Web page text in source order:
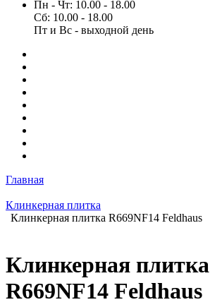
Пн - Чт: 10.00 - 18.00
Сб: 10.00 - 18.00
Пт и Вс - выходной день
Главная
Клинкерная плитка
Клинкерная плитка R669NF14 Feldhaus
Клинкерная плитка
R669NF14 Feldhaus